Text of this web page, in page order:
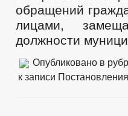
обращений
лицами,
должности
Опубликовано в
к записи